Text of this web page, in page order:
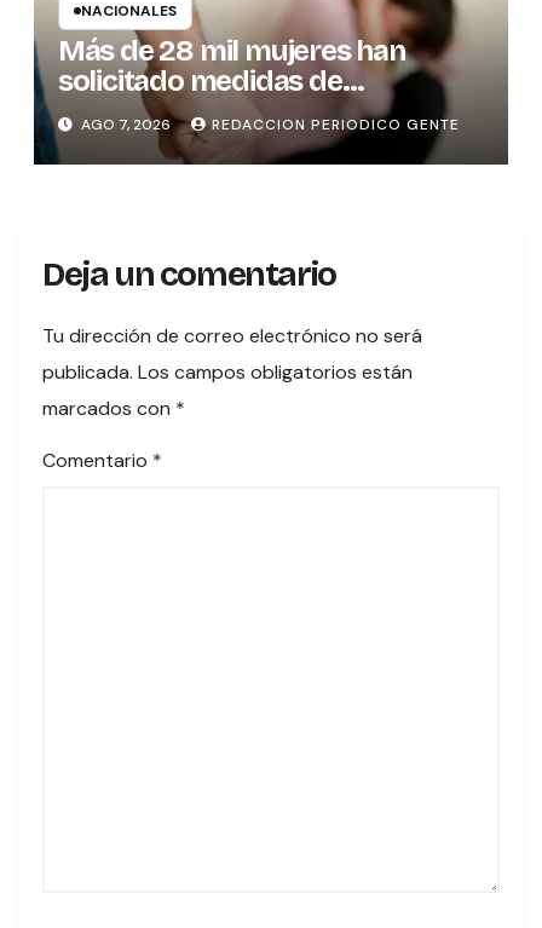
NACIONALES
Más de 28 mil mujeres han
solicitado medidas de
protección
AGO 7, 2026 REDACCION PERIODICO GENTE
Deja un comentario
Tu dirección de correo electrónico no será
publicada. Los campos obligatorios están
marcados con *
Comentario *